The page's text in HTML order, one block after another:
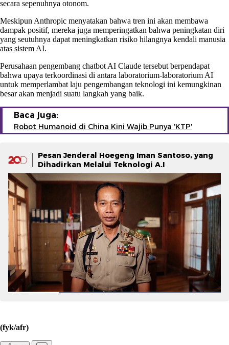
secara sepenuhnya otonom.
Meskipun Anthropic menyatakan bahwa tren ini akan membawa
dampak positif, mereka juga memperingatkan bahwa peningkatan diri
yang seutuhnya dapat meningkatkan risiko hilangnya kendali manusia
atas sistem AI.
Perusahaan pengembang chatbot AI Claude tersebut berpendapat
bahwa upaya terkoordinasi di antara laboratorium-laboratorium AI
untuk memperlambat laju pengembangan teknologi ini kemungkinan
besar akan menjadi suatu langkah yang baik.
Baca juga:
Robot Humanoid di China Kini Wajib Punya 'KTP'
Pesan Jenderal Hoegeng Iman Santoso, yang
Dihadirkan Melalui Teknologi A.I
(fyk/afr)